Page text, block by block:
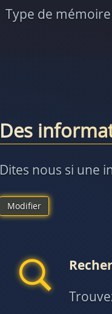
Type de mémoire
Des
Dites nous si une
Modifier